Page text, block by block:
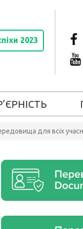
2023
для всіх